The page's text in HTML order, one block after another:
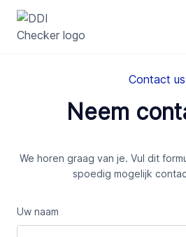
Contact us
Neem
We horen graag van je. Vul dit
spoedig mogelijk
Uw naam